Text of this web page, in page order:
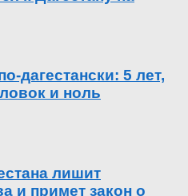
дагестански: 5 лет,
и ноль
лишит
и примет закон о